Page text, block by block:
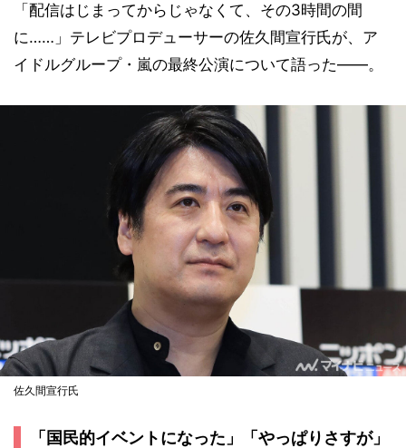
「配信はじまってからじゃなくて、その3時間の間
に……」テレビプロデューサーの佐久間宣行氏が、ア
イドルグループ・嵐の最終公演について語った――。
佐久間宣行氏
「国民的イベントになった」「やっぱりさすが」